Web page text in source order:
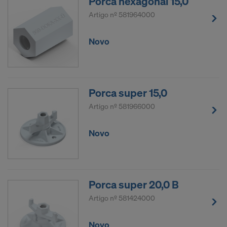
Artigo nº 581964000
Novo
Porca super 15,0
Artigo nº 581966000
Novo
Porca super 20,0 B
Artigo nº 581424000
controlo e vigilância e no facto de o mesmo não
possuir direitos efetivos e exequíveis em relação a
este procedimento pelas autoridades americanas.
Os dados pessoais que transferimos para os EUA
são, especialmente, endereços IP (“endereço de
Colaboramos com os seguintes destinatários
através de diversas aplicações:
Facebook LLC
Google LLC
Rocket Science Group LLC
Sketchfab Inc.
The Trade Desk, Inc.